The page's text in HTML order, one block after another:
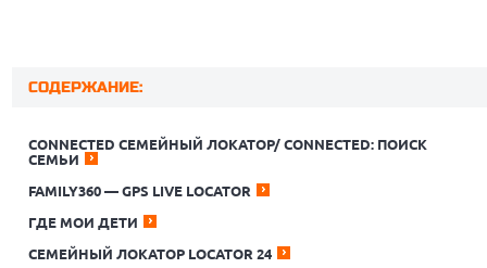
СОДЕРЖАНИЕ:
CONNECTED СЕМЕЙНЫЙ ЛОКАТОР/ CONNECTED: ПОИСК
СЕМЬИ
FAMILY360 — GPS LIVE LOCATOR
ГДЕ МОИ ДЕТИ
СЕМЕЙНЫЙ ЛОКАТОР LOCATOR 24